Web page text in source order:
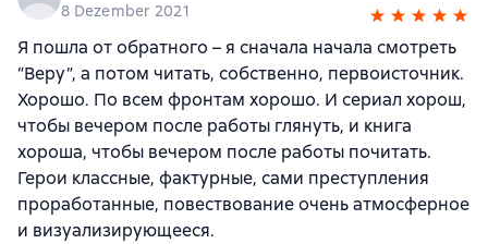
8 Dezember 2021
Я пошла от обратного – я сначала начала смотреть
“Веру”, а потом читать, собственно, первоисточник.
Хорошо. По всем фронтам хорошо. И сериал хорош,
чтобы вечером после работы глянуть, и книга
хороша, чтобы вечером после работы почитать.
Герои классные, фактурные, сами преступления
проработанные, повествование очень атмосферное
и визуализирующееся.